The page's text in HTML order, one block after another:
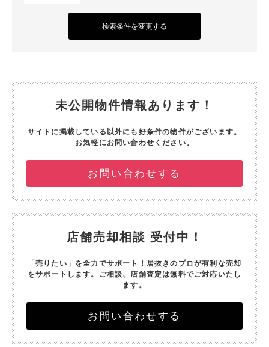
検索条件を変更する
未公開物件情報あります！
サイトに掲載している以外にも好条件の物件がございます。
お気軽にお問い合わせください。
お問い合わせする
店舗売却相談 受付中！
「売りたい」を全力でサポート！ 居抜きのプロが有利な売却
をサポートします。 ご相談、店舗査定は無料でご対応いたし
ます。
お問い合わせする